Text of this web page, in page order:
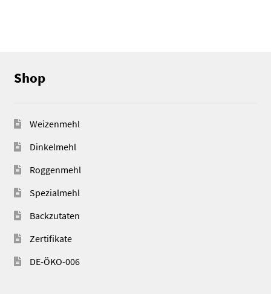
Shop
Weizenmehl
Dinkelmehl
Roggenmehl
Spezialmehl
Backzutaten
Zertifikate
DE-ÖKO-006